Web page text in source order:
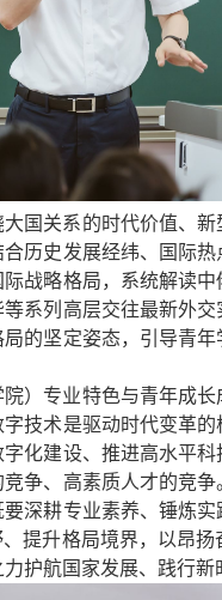
国关系的时代价值、
历史发展经纬、国际
战略格局，系统解读
系列高层交往最新外
的坚定姿态，引导青
）专业特色与青年成
技术是驱动时代变革
化建设、推进高水平科
争、高素质人才的竞
深耕专业素养、锤炼
提升格局境界，以昂
护航国家发展、践行新